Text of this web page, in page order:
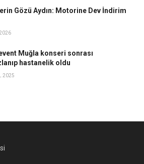
Gözü Aydın: Motorine Dev İndirim
Muğla konseri sonrası
hastanelik oldu
2025